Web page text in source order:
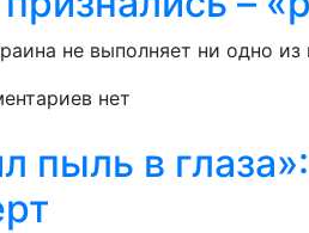
не выполняет ни одно
нет
пыль в